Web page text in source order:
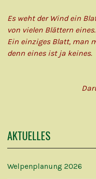
Es weht der Wind ein
von vielen Blättern eines.
Ein einziges Blatt, man
denn eines ist ja keines.
AKTUELLES
Welpenplanung 2026